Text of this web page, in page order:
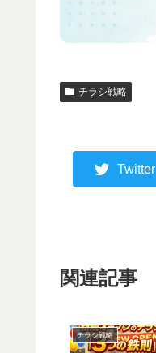
チラシ戦略
Twitter
関連記事
チラシ戦略